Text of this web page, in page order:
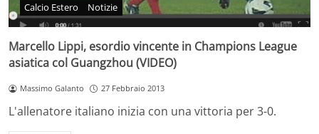
Calcio Estero Notizie
Marcello Lippi, esordio vincente in Champions League
asiatica col Guangzhou (VIDEO)
Massimo Galanto 27 Febbraio 2013
L'allenatore italiano inizia con una vittoria per 3-0.